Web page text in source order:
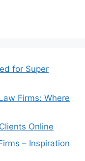
for Super
Firms: Where
Online
– Inspiration